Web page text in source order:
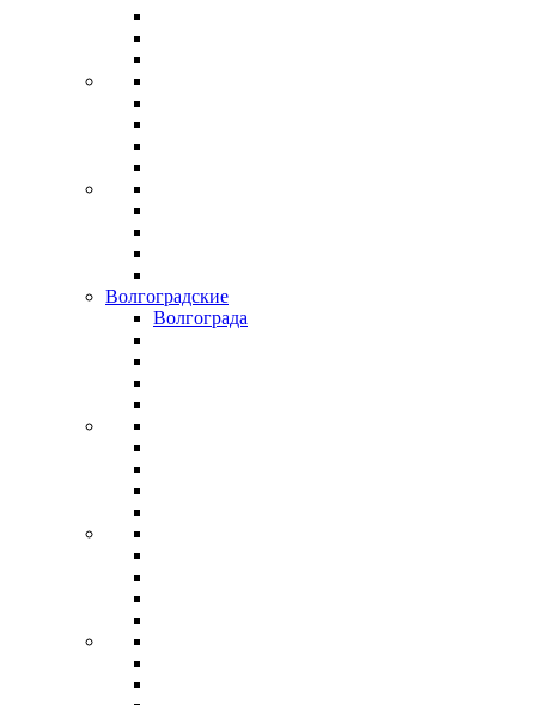
Волгоградские
Волгограда